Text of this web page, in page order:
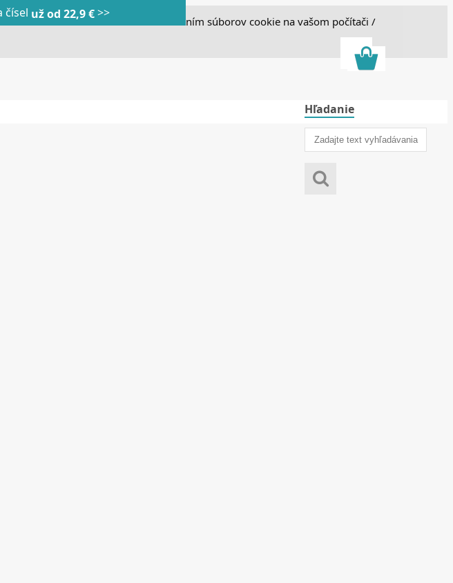
našich stránok súhlasíte s ukladaním súborov cookie na vašom počítači /
Hľadanie
čísel|už od 9,90€
|zľavy až 90%
čísel už od 22,9 €>>